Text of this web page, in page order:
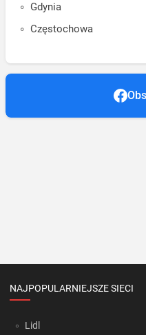
Gdynia
Częstochowa
NAJPOPULARNIEJSZE SIECI
Lidl